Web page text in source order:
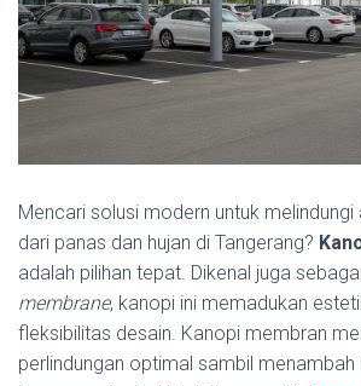
Mencari solusi modern untuk melindungi
dari panas dan hujan di Tangerang?
adalah pilihan tepat. Dikenal juga
membrane, kanopi ini memadukan
fleksibilitas desain. Kanopi membran
perlindungan optimal sambil